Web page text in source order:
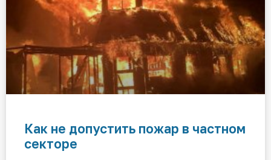
Как не допустить пожар в частном
секторе